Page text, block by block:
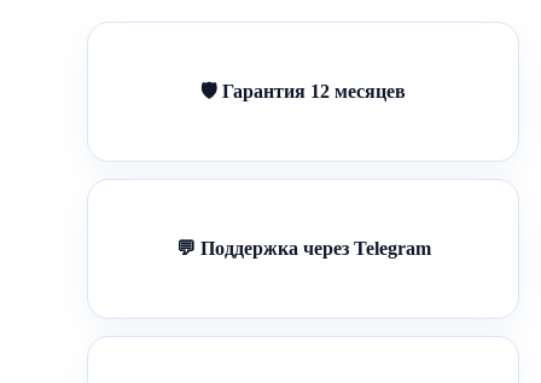
🛡 Гарантия 12 месяцев
💬 Поддержка через Telegram